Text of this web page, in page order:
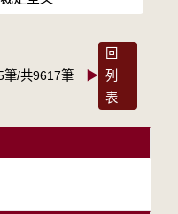
筆/共9617筆 ▶
回
列
表